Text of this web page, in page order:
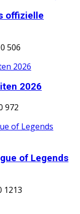
offizielle
0 506
2026
972
of Legends
1213